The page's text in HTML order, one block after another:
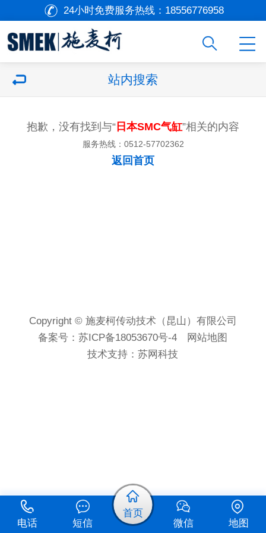
24小时免费服务热线： 18556776958
站内搜索
抱歉，没有找到与“ 日本SMC气缸”相关的内容
服务热线：0512-57702362
返回首页
Copyright © 施麦柯传动技术（昆山）有限公司
备案号：苏ICP备18053670号-4
网站地图
技术支持：苏网科技
电话 短信
首页
微信
地图